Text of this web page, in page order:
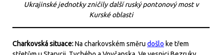
Ukrajinské jednotky zničily další ruský pontonový most v
Kurské oblasti
Charkovská situace:Na charkovském směru došlo ke třem